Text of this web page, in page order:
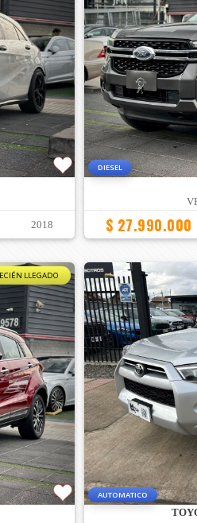
2018
DIESEL
$ 27.990.000
LLEGADO
AUTOMATICO